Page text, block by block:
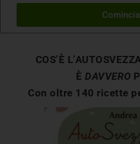
COS’È
È DAVVERO
Con oltre 140 ricette